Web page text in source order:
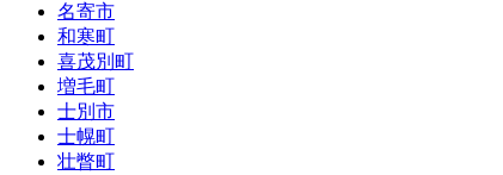
名寄市
和寒町
喜茂別町
増毛町
士別市
士幌町
壮瞥町